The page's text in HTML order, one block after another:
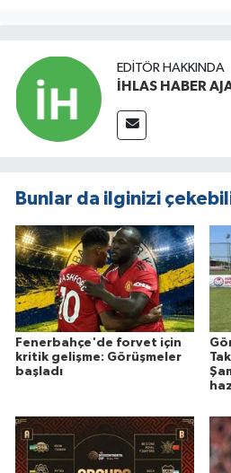
EDITÖR HAKKINDA
İHLAS HABER
Bunlar da ilginizi
Fenerbahçe'de forvet için
kritik gelişme: Görüşmeler
başladı